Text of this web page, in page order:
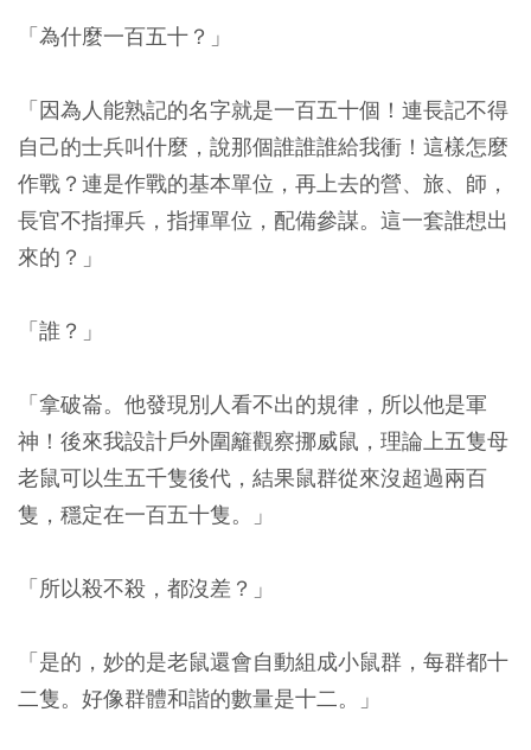
「為什麼一百五十？」
「因為人能熟記的名字就是一百五十個！連長記不得
自己的士兵叫什麼，說那個誰誰誰給我衝！這樣怎麼
作戰？連是作戰的基本單位，再上去的營、旅、師，
長官不指揮兵，指揮單位，配備參謀。這一套誰想出
來的？」
「誰？」
「拿破崙。他發現別人看不出的規律，所以他是軍
神！後來我設計戶外圍籬觀察挪威鼠，理論上五隻母
老鼠可以生五千隻後代，結果鼠群從來沒超過兩百
隻，穩定在一百五十隻。」
「所以殺不殺，都沒差？」
「是的，妙的是老鼠還會自動組成小鼠群，每群都十
二隻。好像群體和諧的數量是十二。」